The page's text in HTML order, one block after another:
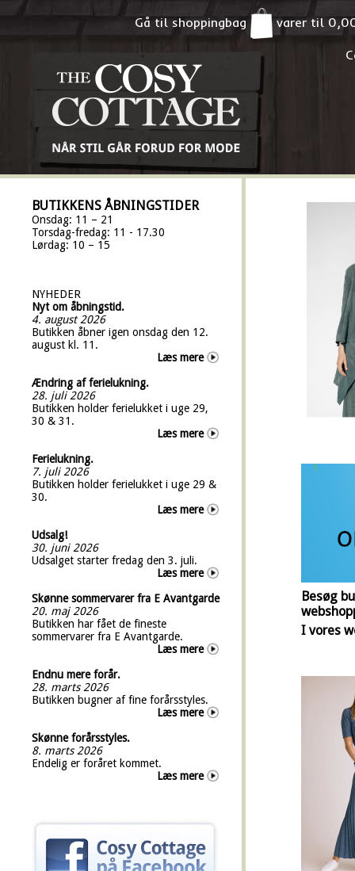
Gå til shoppingbag varer til
BUTIKKENS ÅBNINGSTIDER
Onsdag: 11 – 21
Torsdag-fredag: 11 - 17.30
Lørdag: 10 – 15
NYHEDER
Nyt om åbningstid.
4. august 2026
Butikken åbner igen onsdag den 12.
august kl. 11.
Læs mere
Ændring af ferielukning.
28. juli 2026
Butikken holder ferielukket i uge 29,
30 & 31.
Læs mere
Ferielukning.
7. juli 2026
Butikken holder ferielukket i uge 29 &
30.
Læs mere
Udsalg!
30. juni 2026
Udsalget starter fredag den 3. juli.
Læs mere
Skønne sommervarer fra E Avantgarde
20. maj 2026
Butikken har fået de fineste
sommervarer fra E Avantgarde.
Læs mere
Endnu mere forår.
28. marts 2026
Butikken bugner af fine forårsstyles.
Læs mere
Skønne forårsstyles.
8. marts 2026
Endelig er foråret kommet.
Læs mere
Besøg
I vores